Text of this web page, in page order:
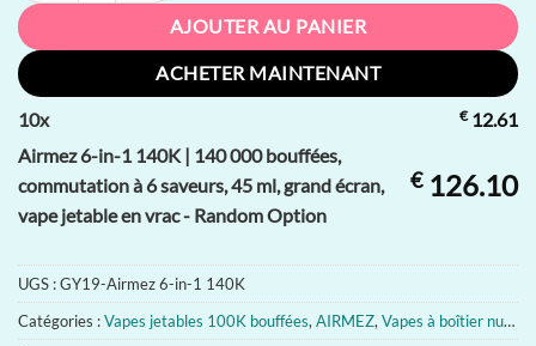
AJOUTER AU PANIER
ACHETER MAINTENANT
10x €12.61
Airmez 6-in-1 140K | 140 000 bouffées,
commutation à 6 saveurs, 45 ml, grand écran,
vape jetable en vrac - Random Option
€126.10
UGS :GY19-Airmez 6-in-1 140K
Catégories :Vapes jetables 100K bouffées, AIRMEZ, Vapes à boîtier numérique